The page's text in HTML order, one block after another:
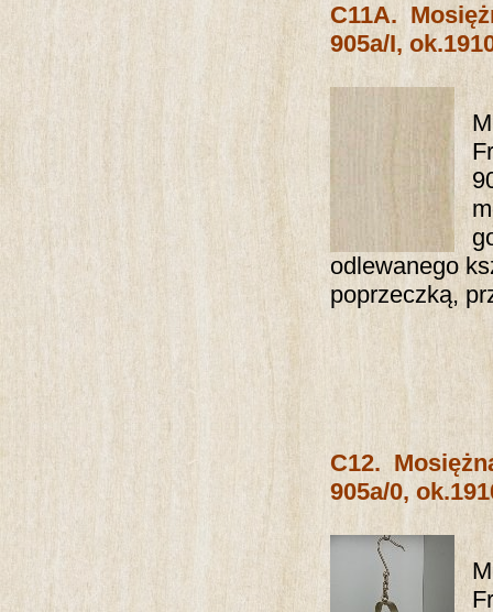
C11A.
905a/I,
odlewanego
poprzeczką,
C12.
905a/0,